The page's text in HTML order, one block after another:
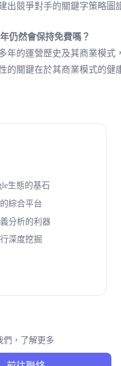
出競爭對手的關鍵字策略圖
仍然會保持免費嗎？
年的運營歷史及其商業模式
的關鍵在於其商業模式的健
生態的基石
綜合平台
分析的利器
深度挖掘
們，了解更多